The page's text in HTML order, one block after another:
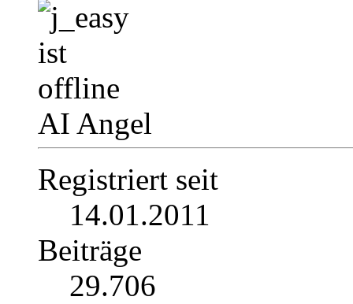
AI Angel
Registriert seit
14.01.2011
Beiträge
29.706